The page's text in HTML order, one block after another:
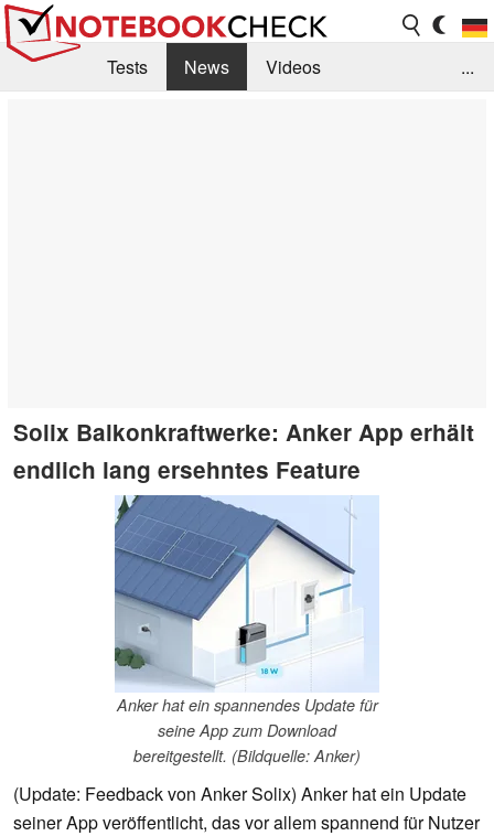
Tests News
Videos
...
Solix Balkonkraftwerke: Anker App erhält
endlich lang ersehntes Feature
Anker hat ein spannendes Update für
seine App zum Download
bereitgestellt. (Bildquelle: Anker)
(Update: Feedback von Anker Solix) Anker hat ein Update
seiner App veröffentlicht, das vor allem spannend für Nutzer